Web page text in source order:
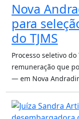
Nova
para
do TJMS
Processo seletivo
remuneração que
— em Nova